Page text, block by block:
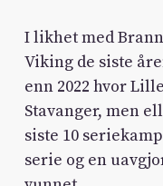
I likhet med
Viking de siste
enn 2022 hvor
Stavanger, men
siste 10
serie og en